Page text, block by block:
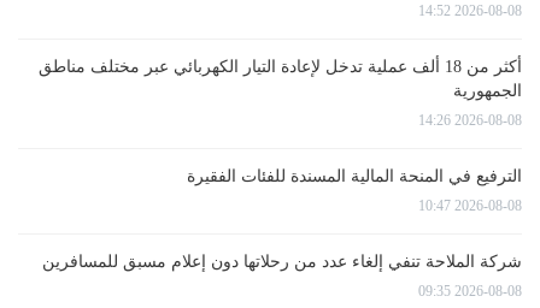
2026-08-08 14:52
أكثر من 18 ألف عملية تدخل لإعادة التيار الكهربائي عبر مختلف مناطق
الجمهورية
2026-08-08 14:26
الترفيع في المنحة المالية المسندة للفئات الفقيرة
2026-08-08 10:47
شركة الملاحة تنفي إلغاء عدد من رحلاتها دون إعلام مسبق للمسافرين
2026-08-08 09:35